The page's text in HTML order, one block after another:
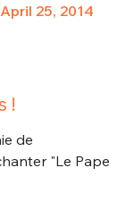
April 25, 2014
!
de
"Le Pape